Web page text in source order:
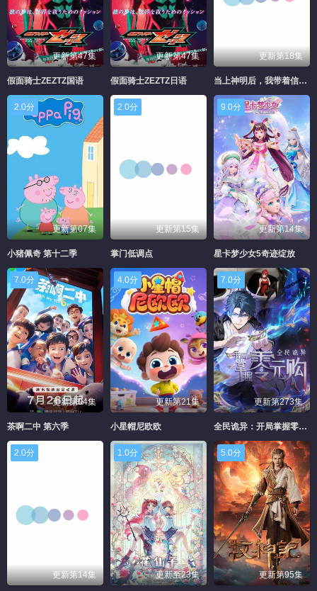
更新第47集
假面骑士ZEZTZ国语
更新第47集
假面骑士ZEZTZ日语
更新第18集
当上神明后，我带着信徒干翻了废土
2.0分
更新第07集
小猪佩奇 第十二季
2.0分
更新第15集
掌门低调点
9.0分
更新第14集
星卡梦少女5奇迹绽放
7.0分
更新第04集
茶啊二中 第六季
4.0分
更新第21集
小星帽尼欧欧
7.0分
更新第273集
全民诡异：开局掌握零元购·动态漫画
2.0分
更新第14集
1.0分
更新至23集
5.0分
更新第95集